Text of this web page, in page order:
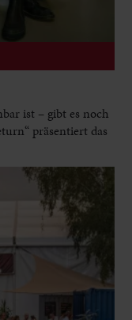
ist – gibt es noch
präsentiert das